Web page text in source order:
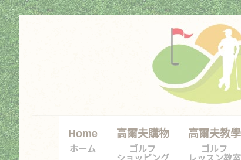
Home
ホーム
高爾夫購物
ゴルフ
ショッピング
高爾夫教學
ゴルフ
レッスン教室